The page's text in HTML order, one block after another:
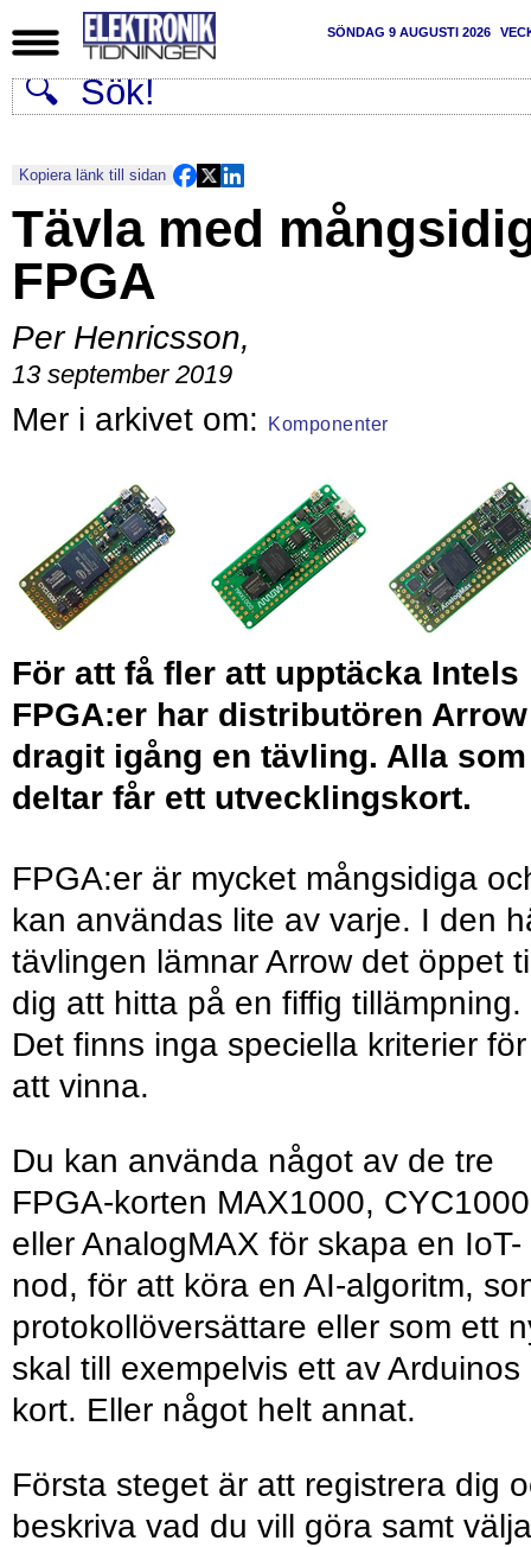
SÖNDAG 9 AUGUSTI 2026
Kopiera länk till sidan
Tävla med
FPGA
Per Henricsson,
13 september 2019
Komponenter
För att få fler att upptäcka Intels
FPGA:er har distributören Arrow
dragit igång en tävling. Alla som
deltar får ett utvecklingskort.
FPGA:er är mycket mångsidiga
kan användas lite av varje. I den
tävlingen lämnar Arrow det öppet
dig att hitta på en fiffig tillämpning.
Det finns inga speciella kriterier för
att vinna.
Du kan använda något av de tre
FPGA-korten MAX1000, CYC1000
eller AnalogMAX för skapa en IoT-
nod, för att köra en AI-algoritm,
protokollöversättare eller som ett
skal till exempelvis ett av Arduinos
kort. Eller något helt annat.
Första steget är att registrera dig
beskriva vad du vill göra samt välja